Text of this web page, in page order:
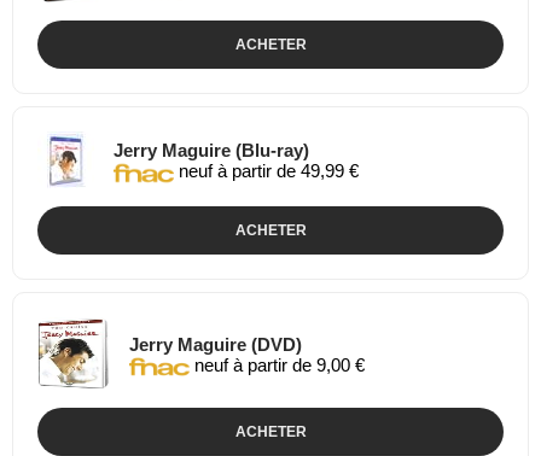
ACHETER
Jerry Maguire (Blu-ray)
neuf à partir de 49,99 €
ACHETER
Jerry Maguire (DVD)
neuf à partir de 9,00 €
ACHETER